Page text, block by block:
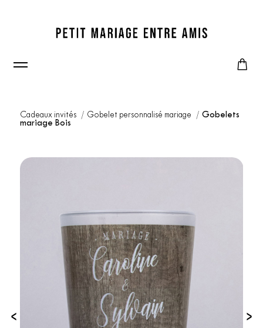
Cadeaux invités Gobelet personnalisé mariage
Gobelets
mariage Bois
‹ ›